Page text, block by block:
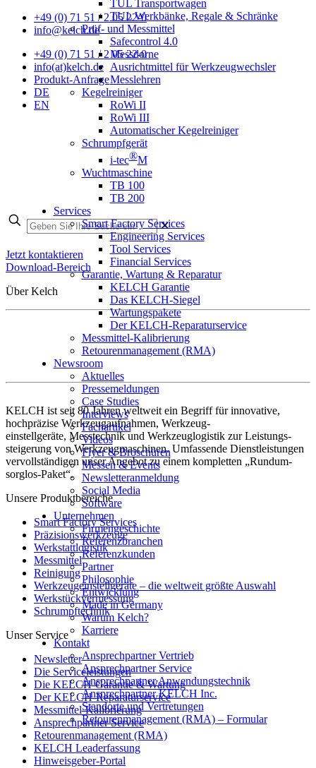
+49 (0) 71 51 / 2 05 22-0
info@kelch.de
+49 (0) 71 51 / 2 05 22-0
info(at)kelch.de
Produkt-Anfrage
DE
EN
TUL Transportwagen
TUL Werkbänke, Regale & Schränke
Prüf- und Messmittel
Safecontrol 4.0
Messdorne
Ausrichtmittel für Werkzeugwechsler
Messlehren
Kegelreiniger
RoWi II
RoWi III
Automatischer Kegelreiniger
Schrumpfgerät
i-tec®M
Wuchtmaschine
TB 100
TB 200
Services
Smart Factory Services
Engineering Services
Tool Services
Financial Services
Garantie, Wartung & Reparatur
KELCH Garantie
Das KELCH-Siegel
Wartungspakete
Der KELCH-Reparaturservice
Messmittel-Kalibrierung
Retourenmanagement (RMA)
Newsroom
Aktuelles
Pressemeldungen
Case Studies
Interviews
Fachartikel
Videos
Flyer & Broschüren
Messen & Events
Newsletteranmeldung
Social Media
Software
Unternehmen
Firmengeschichte
Referenzbranchen
Referenzkunden
Partner
Philosophie
Entwicklung
Made in Germany
Warum Kelch?
Karriere
Kontakt
Ansprechpartner Vertrieb
Ansprechpartner Service
Ansprechpartner Anwendungstechnik
Ansprechpartner KELCH Inc.
Standorte und Vertretungen
Retourenmanagement (RMA) – Formular
✕
Jetzt kontaktieren
Download-Bereich
Über Kelch
KELCH ist seit 80 Jahren weltweit ein Begriff für innovative,
hochpräzise Werkzeugaufnahmen, Werkzeug-
einstellgeräte, Messtechnik und Werkzeuglogistik zur Leistungs-
steigerung von Werkzeugmaschinen. Umfassende Dienstleistungen
vervollständigen unser Angebot zu einem kompletten „Rundum-
sorglos-Paket“.
Unsere Produktbereiche
Smart Factory Services
Präzisionswerkzeuge
Werkstattlogistik
Messmittel
Reinigung
Werkzeugeinstellgeräte – die weltweit größte Auswahl
Werkstückvermessung
Schrumpftechnik
Unser Service
Newsletter
Die Serviceleistungen
Die KELCH-Garantie & Wartung
Der KELCH-Reparaturservice
Messmittel-Kalibrierung
Ansprechpartner Service
Retourenmanagement (RMA)
KELCH Leaderfassung
Hinweisgeber-Portal